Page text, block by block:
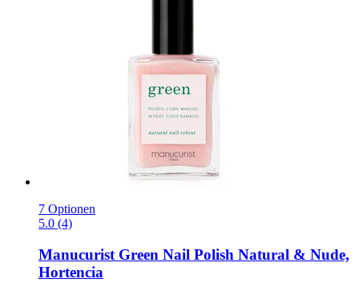
7 Optionen
5.0 (4)
Manucurist Green Nail Polish Natural & Nude,
Hortencia